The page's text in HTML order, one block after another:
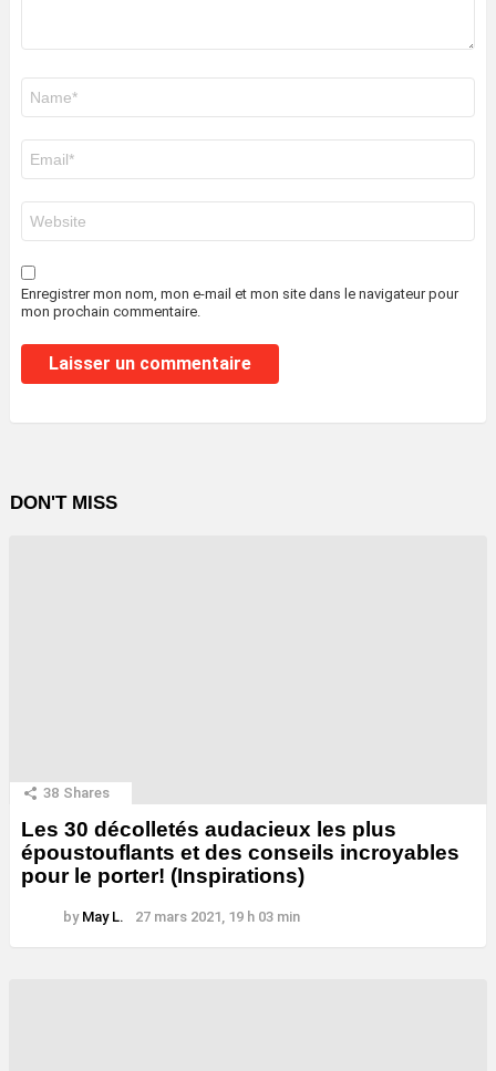
mail
*
web
Enregistrer mon nom, mon e-mail et mon site dans le navigateur pour
mon prochain commentaire.
DON'T MISS
38 Shares
Les 30 décolletés audacieux les plus
époustouflants et des conseils incroyables
pour le porter! (Inspirations)
by May L. 27 mars 2021, 19 h 03 min